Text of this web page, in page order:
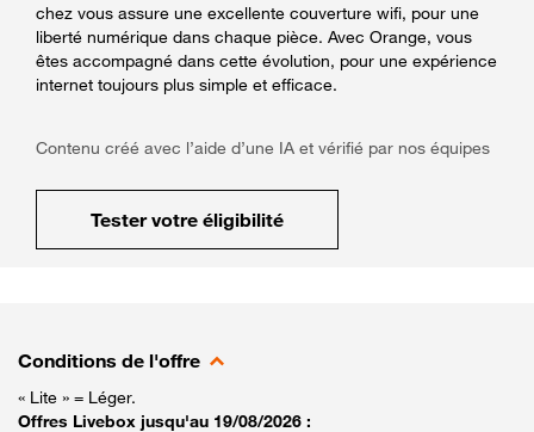
chez vous assure une excellente couverture wifi, pour une
liberté numérique dans chaque pièce. Avec Orange, vous
êtes accompagné dans cette évolution, pour une expérience
internet toujours plus simple et efficace.
Contenu créé avec l’aide d’une IA et vérifié par nos équipes
Tester votre éligibilité
Conditions de l'offre
« Lite » = Léger.
Offres Livebox jusqu'au 19/08/2026 :